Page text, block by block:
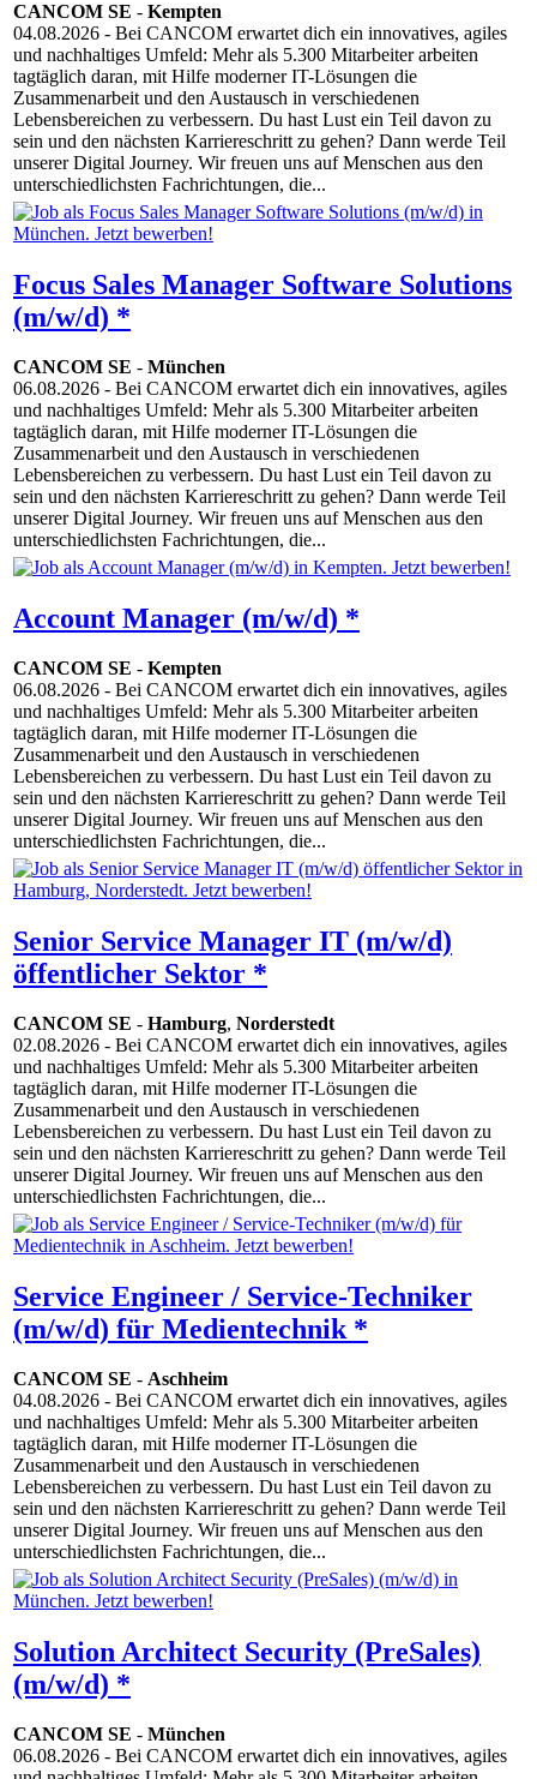
CANCOM SE - Kempten
04.08.2026 - Bei CANCOM erwartet dich ein innovatives, agiles
und nachhaltiges Umfeld: Mehr als 5.300 Mitarbeiter arbeiten
tagtäglich daran, mit Hilfe moderner IT-Lösungen die
Zusammenarbeit und den Austausch in verschiedenen
Lebensbereichen zu verbessern. Du hast Lust ein Teil davon zu
sein und den nächsten Karriereschritt zu gehen? Dann werde Teil
unserer Digital Journey. Wir freuen uns auf Menschen aus den
unterschiedlichsten Fachrichtungen, die...
Focus Sales Manager Software Solutions
(m/w/d) *
CANCOM SE - München
06.08.2026 - Bei CANCOM erwartet dich ein innovatives, agiles
und nachhaltiges Umfeld: Mehr als 5.300 Mitarbeiter arbeiten
tagtäglich daran, mit Hilfe moderner IT-Lösungen die
Zusammenarbeit und den Austausch in verschiedenen
Lebensbereichen zu verbessern. Du hast Lust ein Teil davon zu
sein und den nächsten Karriereschritt zu gehen? Dann werde Teil
unserer Digital Journey. Wir freuen uns auf Menschen aus den
unterschiedlichsten Fachrichtungen, die...
Account Manager (m/w/d) *
CANCOM SE - Kempten
06.08.2026 - Bei CANCOM erwartet dich ein innovatives, agiles
und nachhaltiges Umfeld: Mehr als 5.300 Mitarbeiter arbeiten
tagtäglich daran, mit Hilfe moderner IT-Lösungen die
Zusammenarbeit und den Austausch in verschiedenen
Lebensbereichen zu verbessern. Du hast Lust ein Teil davon zu
sein und den nächsten Karriereschritt zu gehen? Dann werde Teil
unserer Digital Journey. Wir freuen uns auf Menschen aus den
unterschiedlichsten Fachrichtungen, die...
Senior Service Manager IT (m/w/d)
öffentlicher Sektor *
CANCOM SE - Hamburg, Norderstedt
02.08.2026 - Bei CANCOM erwartet dich ein innovatives, agiles
und nachhaltiges Umfeld: Mehr als 5.300 Mitarbeiter arbeiten
tagtäglich daran, mit Hilfe moderner IT-Lösungen die
Zusammenarbeit und den Austausch in verschiedenen
Lebensbereichen zu verbessern. Du hast Lust ein Teil davon zu
sein und den nächsten Karriereschritt zu gehen? Dann werde Teil
unserer Digital Journey. Wir freuen uns auf Menschen aus den
unterschiedlichsten Fachrichtungen, die...
Service Engineer / Service-Techniker
(m/w/d) für Medientechnik *
CANCOM SE - Aschheim
04.08.2026 - Bei CANCOM erwartet dich ein innovatives, agiles
und nachhaltiges Umfeld: Mehr als 5.300 Mitarbeiter arbeiten
tagtäglich daran, mit Hilfe moderner IT-Lösungen die
Zusammenarbeit und den Austausch in verschiedenen
Lebensbereichen zu verbessern. Du hast Lust ein Teil davon zu
sein und den nächsten Karriereschritt zu gehen? Dann werde Teil
unserer Digital Journey. Wir freuen uns auf Menschen aus den
unterschiedlichsten Fachrichtungen, die...
Solution Architect Security (PreSales)
(m/w/d) *
CANCOM SE - München
06.08.2026 - Bei CANCOM erwartet dich ein innovatives, agiles